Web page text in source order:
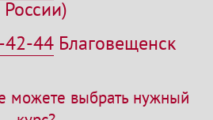
России)
42-44 Благовещенск
можете выбрать нужный